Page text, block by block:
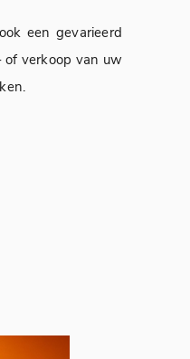
een gevarieerd
of verkoop van uw